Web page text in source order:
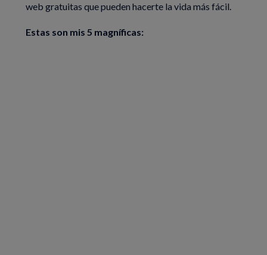
web gratuitas que pueden hacerte la vida más fácil.
Estas son mis 5 magníficas: